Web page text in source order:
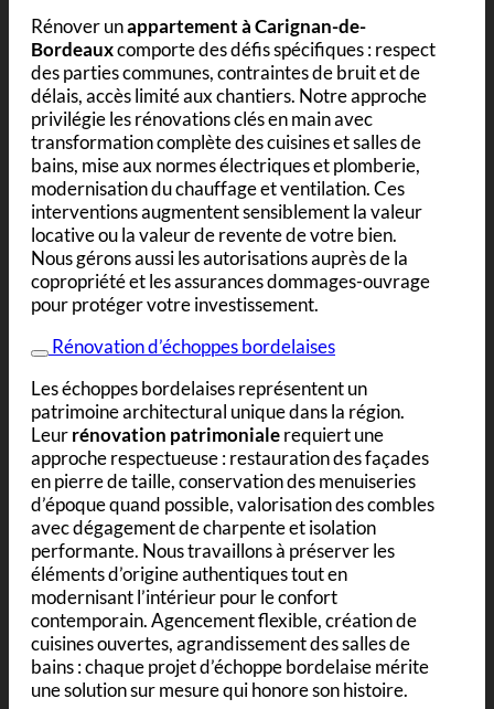
Rénover unappartement à Carignan-de-
Bordeauxcomporte des défis spécifiques : respect
des parties communes, contraintes de bruit et de
délais, accès limité aux chantiers. Notre approche
privilégie les rénovations clés en main avec
transformation complète des cuisines et salles de
bains, mise aux normes électriques et plomberie,
modernisation du chauffage et ventilation. Ces
interventions augmentent sensiblement la valeur
locative ou la valeur de revente de votre bien.
Nous gérons aussi les autorisations auprès de la
copropriété et les assurances dommages-ouvrage
pour protéger votre investissement.
Rénovation d’échoppes bordelaises
Les échoppes bordelaises représentent un
patrimoine architectural unique dans la région.
Leurrénovation patrimonialerequiert une
approche respectueuse : restauration des façades
en pierre de taille, conservation des menuiseries
d’époque quand possible, valorisation des combles
avec dégagement de charpente et isolation
performante. Nous travaillons à préserver les
éléments d’origine authentiques tout en
modernisant l’intérieur pour le confort
contemporain. Agencement flexible, création de
cuisines ouvertes, agrandissement des salles de
bains : chaque projet d’échoppe bordelaise mérite
une solution sur mesure qui honore son histoire.